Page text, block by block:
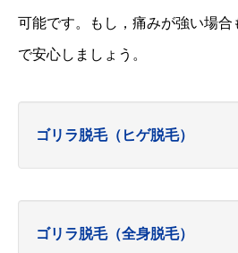
可能です。もし，痛みが強い場
で安心しましょう。
ゴリラ脱毛（ヒゲ脱毛）
ゴリラ脱毛（全身脱毛）